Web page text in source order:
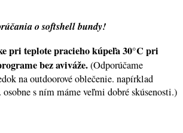
o softshell bundy!
pri teplote pracieho kúpeľa 30°C pri
bez aviváže.(Odporúčame
na outdoorové oblečenie. napírklad
s ním máme veľmi dobré skúsenosti.)